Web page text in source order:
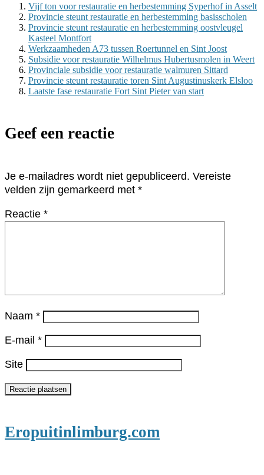
Vijf ton voor restauratie en herbestemming Syperhof in Asselt
Provincie steunt restauratie en herbestemming basisscholen
Provincie steunt restauratie en herbestemming oostvleugel
Kasteel Montfort
Werkzaamheden A73 tussen Roertunnel en Sint Joost
Subsidie voor restauratie Wilhelmus Hubertusmolen in Weert
Provinciale subsidie voor restauratie walmuren Sittard
Provincie steunt restauratie toren Sint Augustinuskerk Elsloo
Laatste fase restauratie Fort Sint Pieter van start
Geef een reactie
Je e-mailadres wordt niet gepubliceerd. Vereiste
velden zijn gemarkeerd met *
Reactie *
Naam *
E-mail *
Site
Eropuitinlimburg.com